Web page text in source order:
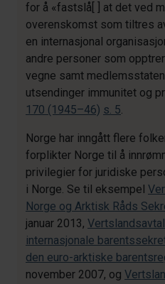
for å «fastslå[ ] at det ved
overenskomst som tiltres
en internasjonal
andre personer som
vegne samt
utsendinger immunitet og
170 (1945–46) s. 5.
Norge har inngått flere
forplikter Norge til å
privilegier for juridiske
i Norge. Se til eksempel
Norge og Arktisk Råds
januar 2013,
internasjonale
den euro-arktiske
november 2007, og